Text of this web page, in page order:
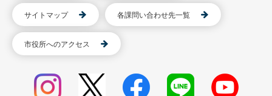
サイトマップ 各課問い合わせ先一覧
市役所へのアクセス